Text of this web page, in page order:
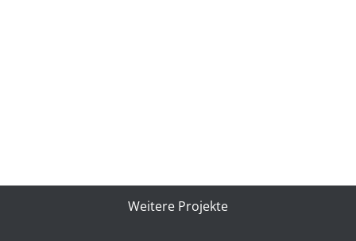
Weitere Projekte